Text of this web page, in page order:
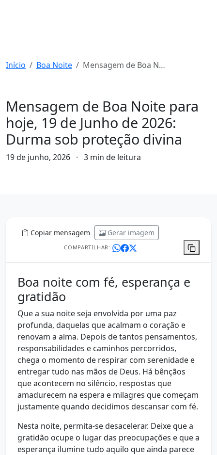
Início Boa Noite Mensagem de Boa Noite para hoje, 19 de Junho de 2026: Durma sob proteção divina
Mensagem de Boa Noite para
hoje, 19 de Junho de 2026:
Durma sob proteção divina
19 de junho, 2026 · 3 min de leitura
Copiar mensagem Gerar imagem
COMPARTILHAR:
Boa noite com fé, esperança e
gratidão
Que a sua noite seja envolvida por uma paz
profunda, daquelas que acalmam o coração e
renovam a alma. Depois de tantos pensamentos,
responsabilidades e caminhos percorridos,
chega o momento de respirar com serenidade e
entregar tudo nas mãos de Deus. Há bênçãos
que acontecem no silêncio, respostas que
amadurecem na espera e milagres que começam
justamente quando decidimos descansar com fé.
Nesta noite, permita-se desacelerar. Deixe que a
gratidão ocupe o lugar das preocupações e que a
esperança ilumine tudo aquilo que ainda parece